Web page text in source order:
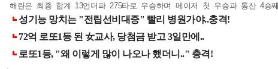
해란은 최종 합계 13언더파 275타로 우승하며 메이저 첫 우승과 통산 4승